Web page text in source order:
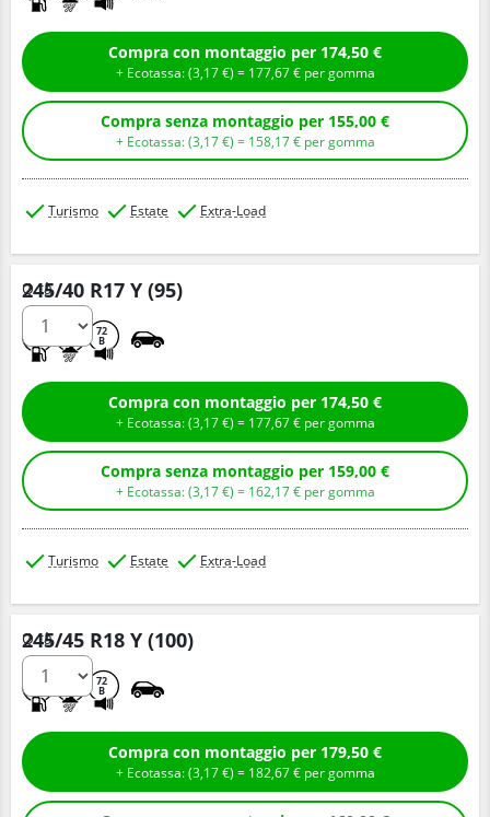
Compra con montaggio per 174,50 €
+ Ecotassa: (3,17€ ) = 177,67€ per gomma
Compra senza montaggio per 155,00 €
+ Ecotassa: (3,17€ ) = 158,17€ per gomma
Turismo Estate Extra-Load
245/40 R17 Y (95)
72
B
Q.tà
Compra con montaggio per 174,50 €
+ Ecotassa: (3,17€ ) = 177,67€ per gomma
Compra senza montaggio per 159,00 €
+ Ecotassa: (3,17€ ) = 162,17€ per gomma
Turismo Estate Extra-Load
245/45 R18 Y (100)
72
B
Q.tà
Compra con montaggio per 179,50 €
+ Ecotassa: (3,17€ ) = 182,67€ per gomma